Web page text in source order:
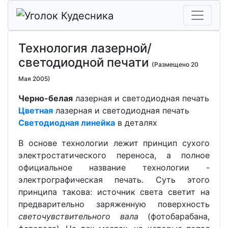
Технология лазерной/
светодиодной печати (Размещено 20
Мая 2005)
Черно-белая лазерная и светодиодная печать
Цветная лазерная и светодиодная печать
Светодиодная линейка в деталях
В основе технологии лежит принцип сухого
электростатического переноса, а полное
официальное название технологии -
электрографическая печать. Суть этого
принципа такова: источник света светит на
предварительно заряженную поверхность
светочувствительного вала (фотобарабана,